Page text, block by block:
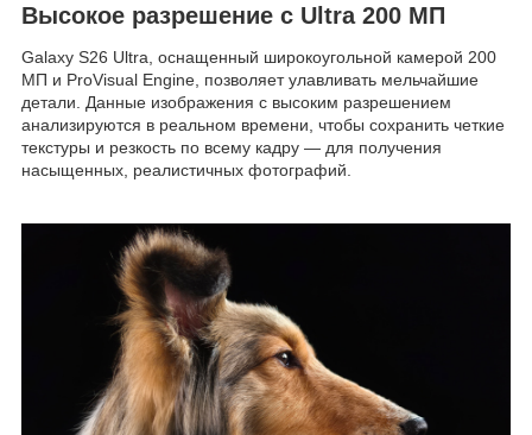
Высокое разрешение с Ultra 200 МП
Galaxy S26 Ultra, оснащенный широкоугольной камерой 200
МП и ProVisual Engine, позволяет улавливать мельчайшие
детали. Данные изображения с высоким разрешением
анализируются в реальном времени, чтобы сохранить четкие
текстуры и резкость по всему кадру — для получения
насыщенных, реалистичных фотографий.